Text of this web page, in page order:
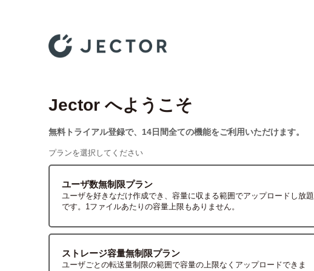
Jector へようこそ
無料トライアル登録で、14日間全ての機能をご利用いただけます。
プランを選択してください
ユーザ数無制限プラン
ユーザを好きなだけ作成でき、容量に収まる範囲でアップロードし放題
です。1ファイルあたりの容量上限もありません。
ストレージ容量無制限プラン
ユーザごとの転送量制限の範囲で容量の上限なくアップロードできま